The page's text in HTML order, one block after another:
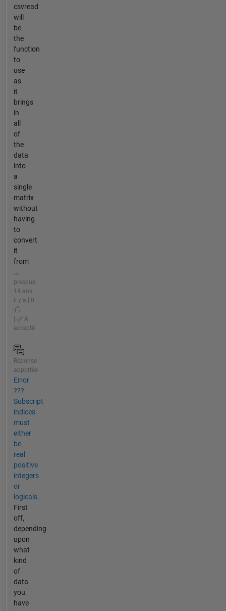
csvread
will
be
the
function
to
use
as
it
brings
in
all
of
the
data
into
a
single
matrix
without
having
to
convert
it
from
...
presque
14 ans
il y a | 0
|
A
accepté
Réponse
apportée
Error
???
Subscript
indices
must
either
be
real
positive
integers
or
logicals.
First
off,
depending
upon
what
kind
of
data
you
have